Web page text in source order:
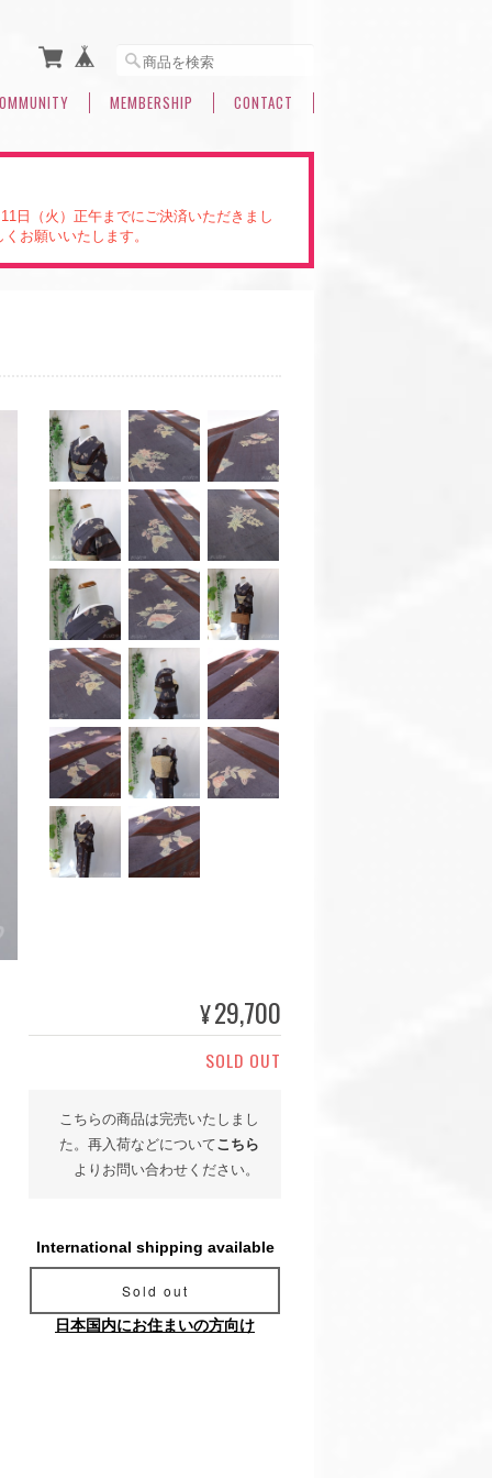
MEMBERSHIP CONTACT
日（火）正午までにご決済いただきまし
お願いいたします。
¥29,700
SOLD OUT
こちらの商品は完売いたしまし
た。再入荷などについてこちら
よりお問い合わせください。
International shipping available
Sold out
日本国内にお住まいの方向け